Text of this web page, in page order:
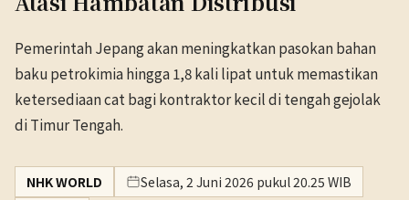
Pemerintah Jepang akan meningkatkan pasokan bahan
baku petrokimia hingga 1,8 kali lipat untuk memastikan
ketersediaan cat bagi kontraktor kecil di tengah gejolak
di Timur Tengah.
NHK WORLD
Selasa, 2 Juni 2026 pukul 20.25 WIB